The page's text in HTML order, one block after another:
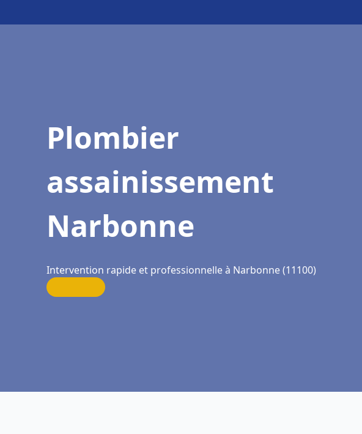
Plombier
assainissement
Narbonne
Intervention rapide et professionnelle à Narbonne (11100)